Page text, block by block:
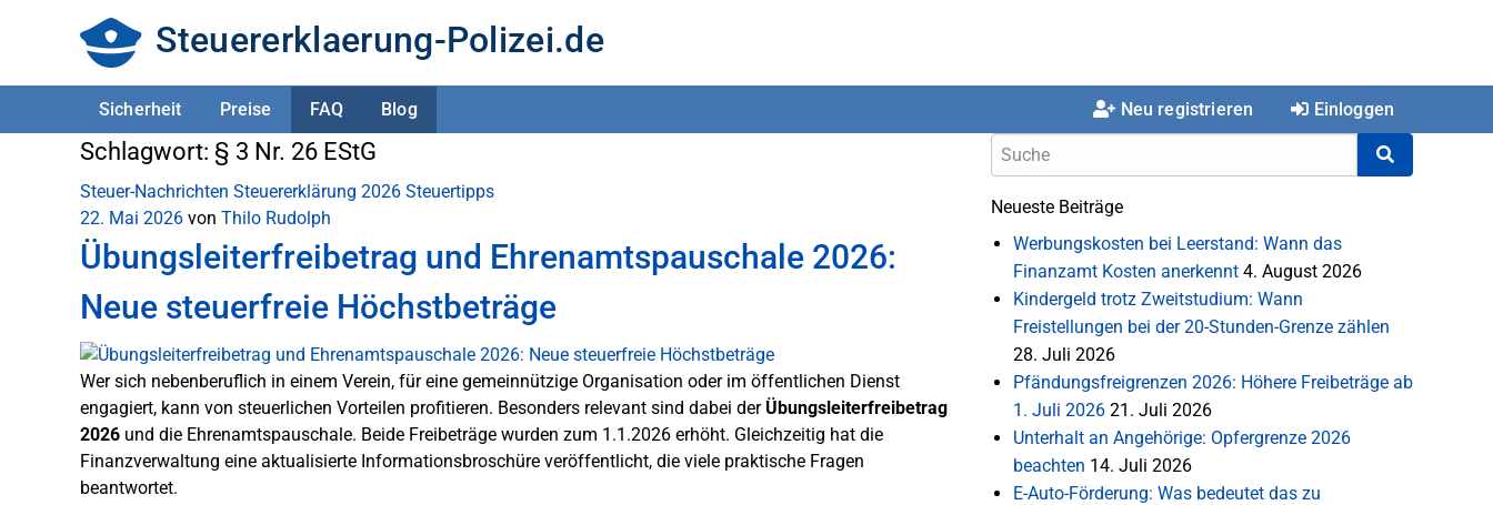
Steuererklaerung-Polizei.de
Sicherheit Preise FAQ Blog Neu registrieren Einloggen
Schlagwort: § 3 Nr. 26 EStG
Steuer-Nachrichten Steuererklärung 2026 Steuertipps
22. Mai 2026 von Thilo Rudolph
Übungsleiterfreibetrag und Ehrenamtspauschale 2026:
Neue steuerfreie Höchstbeträge
Wer sich nebenberuflich in einem Verein, für eine gemeinnützige Organisation oder im öffentlichen Dienst
engagiert, kann von steuerlichen Vorteilen profitieren. Besonders relevant sind dabei der Übungsleiterfreibetrag
2026 und die Ehrenamtspauschale. Beide Freibeträge wurden zum 1.1.2026 erhöht. Gleichzeitig hat die
Finanzverwaltung eine aktualisierte Informationsbroschüre veröffentlicht, die viele praktische Fragen
beantwortet.
Neueste Beiträge
Werbungskosten bei Leerstand: Wann das
Finanzamt Kosten anerkennt 4. August 2026
Kindergeld trotz Zweitstudium: Wann
Freistellungen bei der 20-Stunden-Grenze zählen
28. Juli 2026
Pfändungsfreigrenzen 2026: Höhere Freibeträge ab
1. Juli 2026 21. Juli 2026
Unterhalt an Angehörige: Opfergrenze 2026
beachten 14. Juli 2026
E-Auto-Förderung: Was bedeutet das zu